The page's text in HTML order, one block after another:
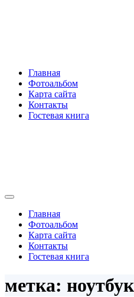
Главная
Фотоальбом
Карта сайта
Контакты
Гостевая книга
Главная
Фотоальбом
Карта сайта
Контакты
Гостевая книга
метка: ноутбук